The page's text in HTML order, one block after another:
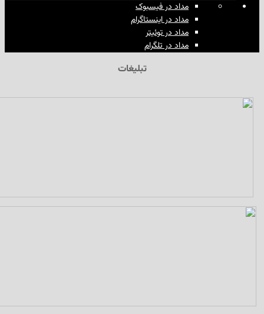
مداد در فیسبوک
مداد در اینستاگرام
مداد در توئیتر
مداد در تلگرام